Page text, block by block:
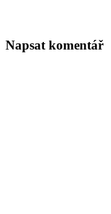
Napsat komentář